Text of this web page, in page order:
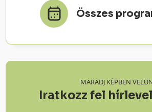
Összes
MARADJ KÉPBEN
Iratkozz fel